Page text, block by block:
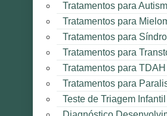
Tratamentos para
Tratamentos para
Tratamentos para
Tratamentos para
Tratamentos para TDAH
Tratamentos para
Teste de Triagem Infantil